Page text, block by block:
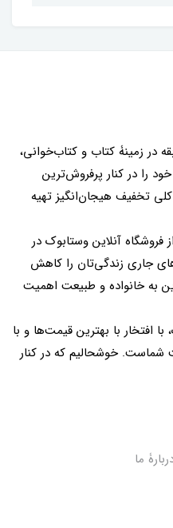
کنیم که با 10 سال سابقه در زمینۀ کتاب و کتاب‌خوانی،
را در کنار پرفروش‌ترین
تخفیف هیجان‌انگیز تهیه
فروشگاه آنلاین وستابوک در
جاری زندگی‌تان را کاهش
به خانواده و طبیعت اهمیت
افتخار با بهترین قیمت‌ها و با
خوشحالیم که در کنار
ما